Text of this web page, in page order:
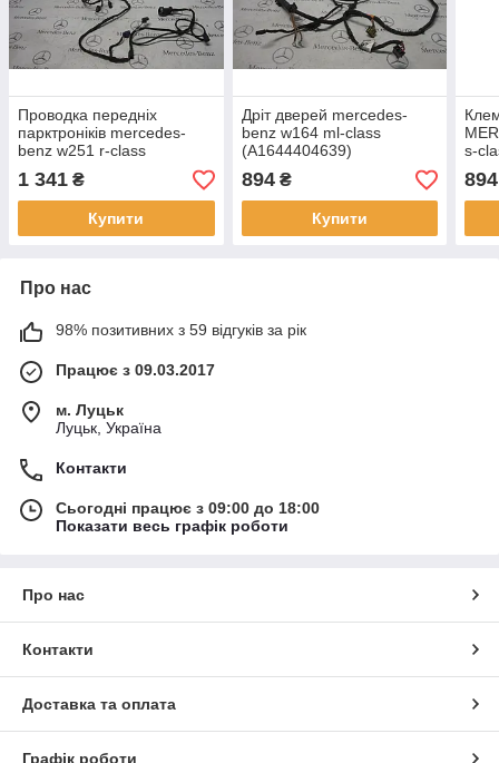
Проводка передніх
парктроніків mercedes-
benz w251 r-class
1 341 ₴
Купити
Дріт дверей mercedes-
benz w164 ml-class
(A1644404639)
894₴
Купити
s-
894
Про нас
98% позитивних з 59 відгуків за рік
Працює з 09.03.2017
м. Луцьк
Луцьк, Україна
Контакти
Сьогодні працює з 09:00 до 18:00
Показати весь графік роботи
Про нас
Контакти
Доставка та оплата
Графік роботи